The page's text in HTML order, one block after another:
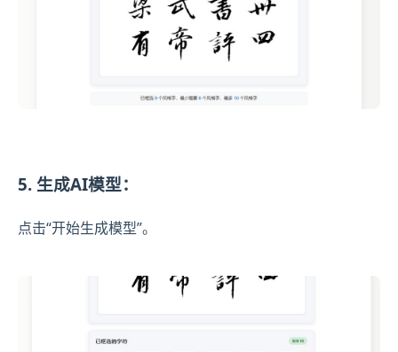
5. 生成AI模型：
点击“开始生成模型”。